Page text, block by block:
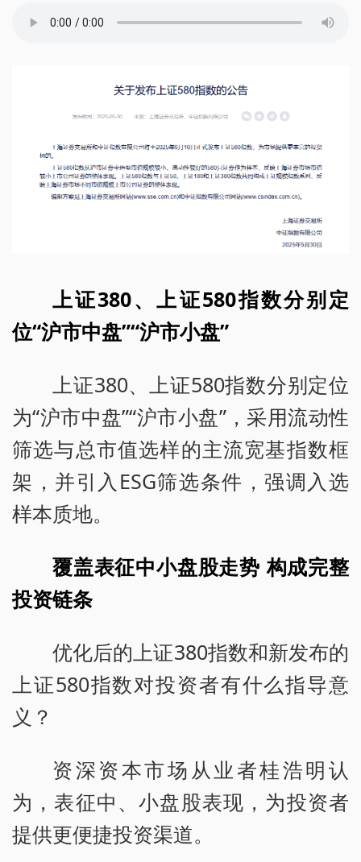
上证380、上证580指数分别定
位“沪市中盘”“沪市小盘”
上证380、上证580指数分别定位
为“沪市中盘”“沪市小盘”，采用流动性
筛选与总市值选样的主流宽基指数框
架，并引入ESG筛选条件，强调入选
样本质地。
覆盖表征中小盘股走势 构成完整
投资链条
优化后的上证380指数和新发布的
上证580指数对投资者有什么指导意
义？
资深资本市场从业者桂浩明认
为，表征中、小盘股表现，为投资者
提供更便捷投资渠道。